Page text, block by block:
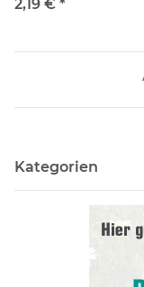
2,19 € *
Kategorien